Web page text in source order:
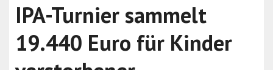
IPA-Turnier sammelt
19.440 Euro für Kinder